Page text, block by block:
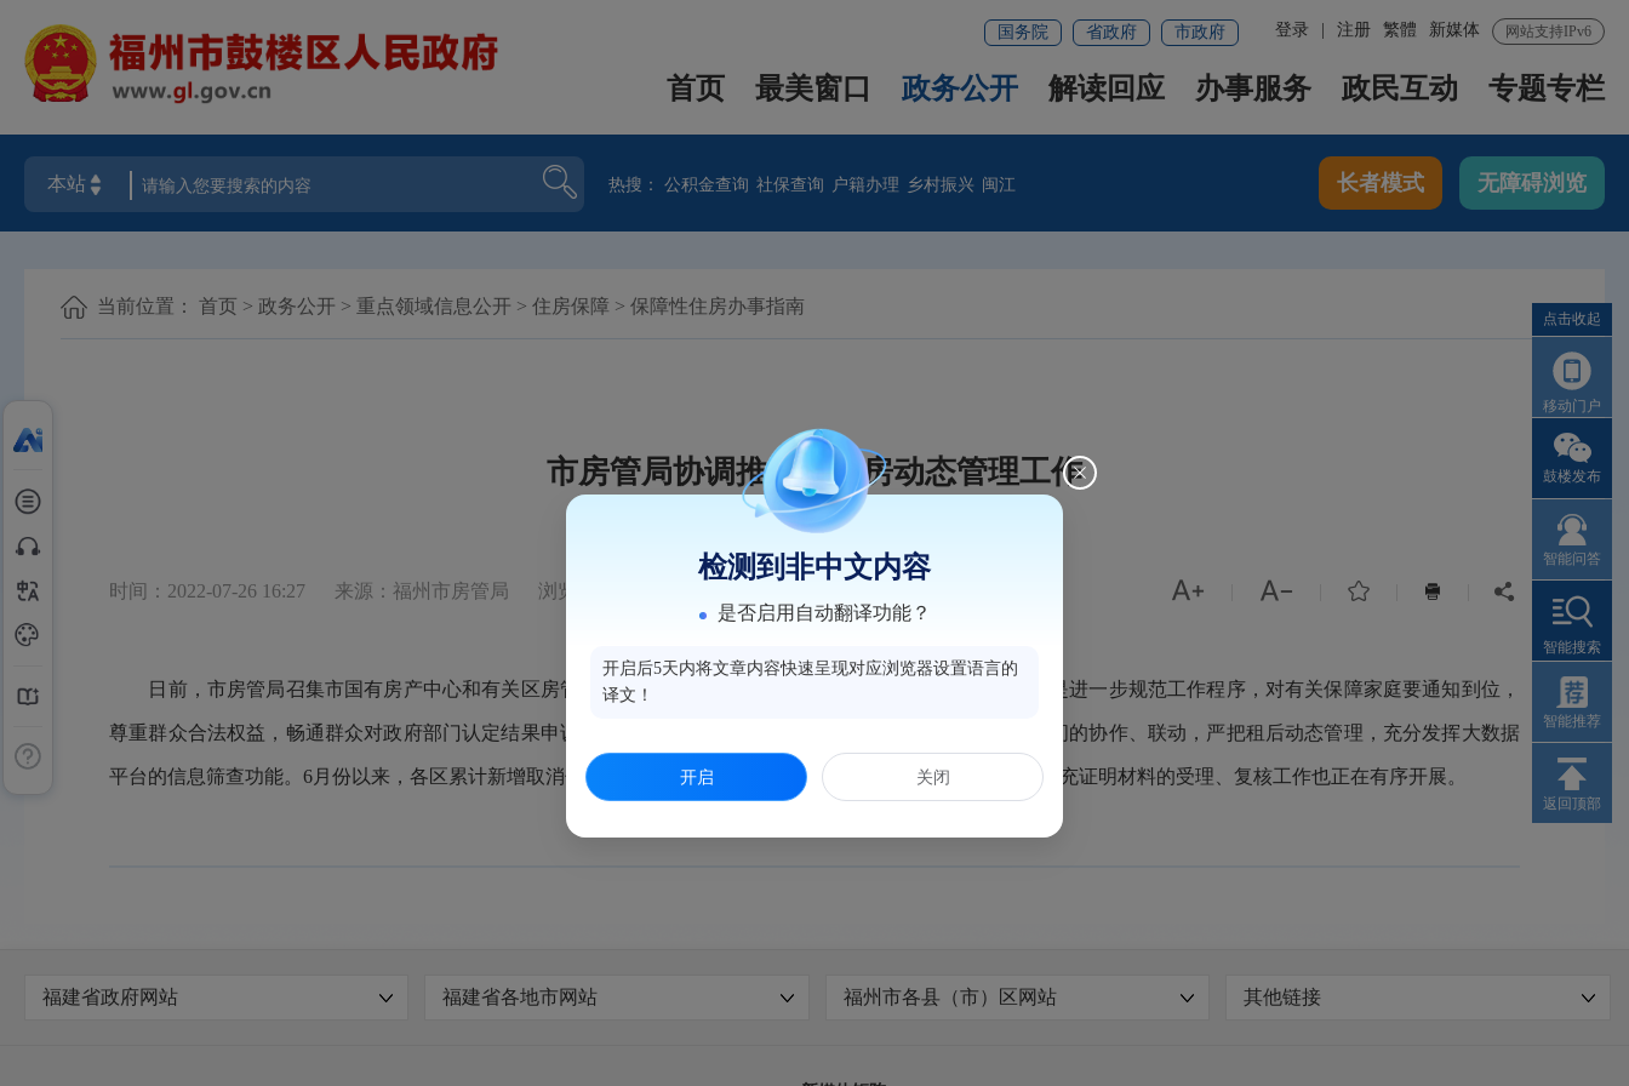
网站支持IPv6
新媒体
繁體
登录 注册
国务院 省政府 市政府
首页 最美窗口 政务公开 解读回应 办事服务 政民互动 专题专栏
热搜：公积金查询 社保查询 户籍办理 乡村振兴 闽江 长者模式 无障碍浏览
当前位置： 首页 > 政务公开 > 重点领域信息公开 > 住房保障 > 保障性住房办事指南
市房管局协调推动公租房动态管理工作
时间：2022-07-26 16:27 来源：福州市房管局 浏览量：759     
日前，市房管局召集市国有房产中心和有关区房管局，协调推进公租房租后动态监管有关工作，明确：一是进一步规范工作程序，对有关保障家庭要通知到位，
尊重群众合法权益，畅通群众对政府部门认定结果申诉、举证的受理渠道；二是进一步加强市、区两级部门之间的协作、联动，严把租后动态管理，充分发挥大数据
平台的信息筛查功能。6月份以来，各区累计新增取消保障资格140余户，针对其中部分保障家庭的异议申诉、补充证明材料的受理、复核工作也正在有序开展。
福建省政府网站 福建省各地市网站 福州市各县（市）区网站 其他链接
点击收起
移动门户
鼓楼发布
智能问答
智能搜索
智能推荐
返回顶部
检测到非中文内容
是否启用自动翻译功能？
开启后5天内将文章内容快速呈现对应浏览器设置语言的
译文！
开启 关闭